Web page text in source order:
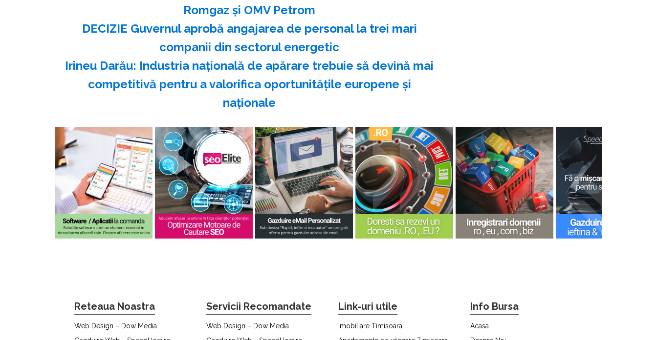
Romgaz și OMV Petrom
DECIZIE Guvernul aprobă angajarea de personal la trei mari
companii din sectorul energetic
Irineu Darău: Industria naţională de apărare trebuie să devină mai
competitivă pentru a valorifica oportunităţile europene şi
naţionale
Reteaua Noastra
Web Design – Dow Media
Servicii Recomandate
Web Design – Dow Media
Link-uri utile
Imobiliare Timisoara
Info Bursa
Acasa